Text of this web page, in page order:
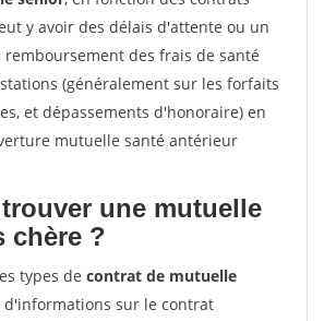
y avoir des délais d'attente ou un
des frais de santé
(généralement sur les forfaits
et dépassements d'honoraire) en
mutuelle santé antérieur
une mutuelle
chère ?
types de contrat de mutuelle
d'informations sur le contrat